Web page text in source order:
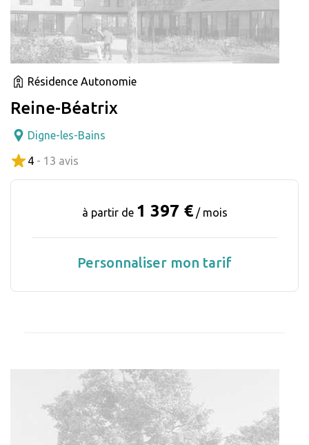
Résidence Autonomie
Reine-Béatrix
Digne-les-Bains
4 - 13 avis
à partir de 1 397 € / mois
Personnaliser mon tarif